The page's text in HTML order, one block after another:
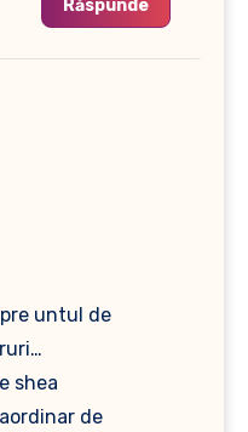
Răspunde
untul de
shea
de